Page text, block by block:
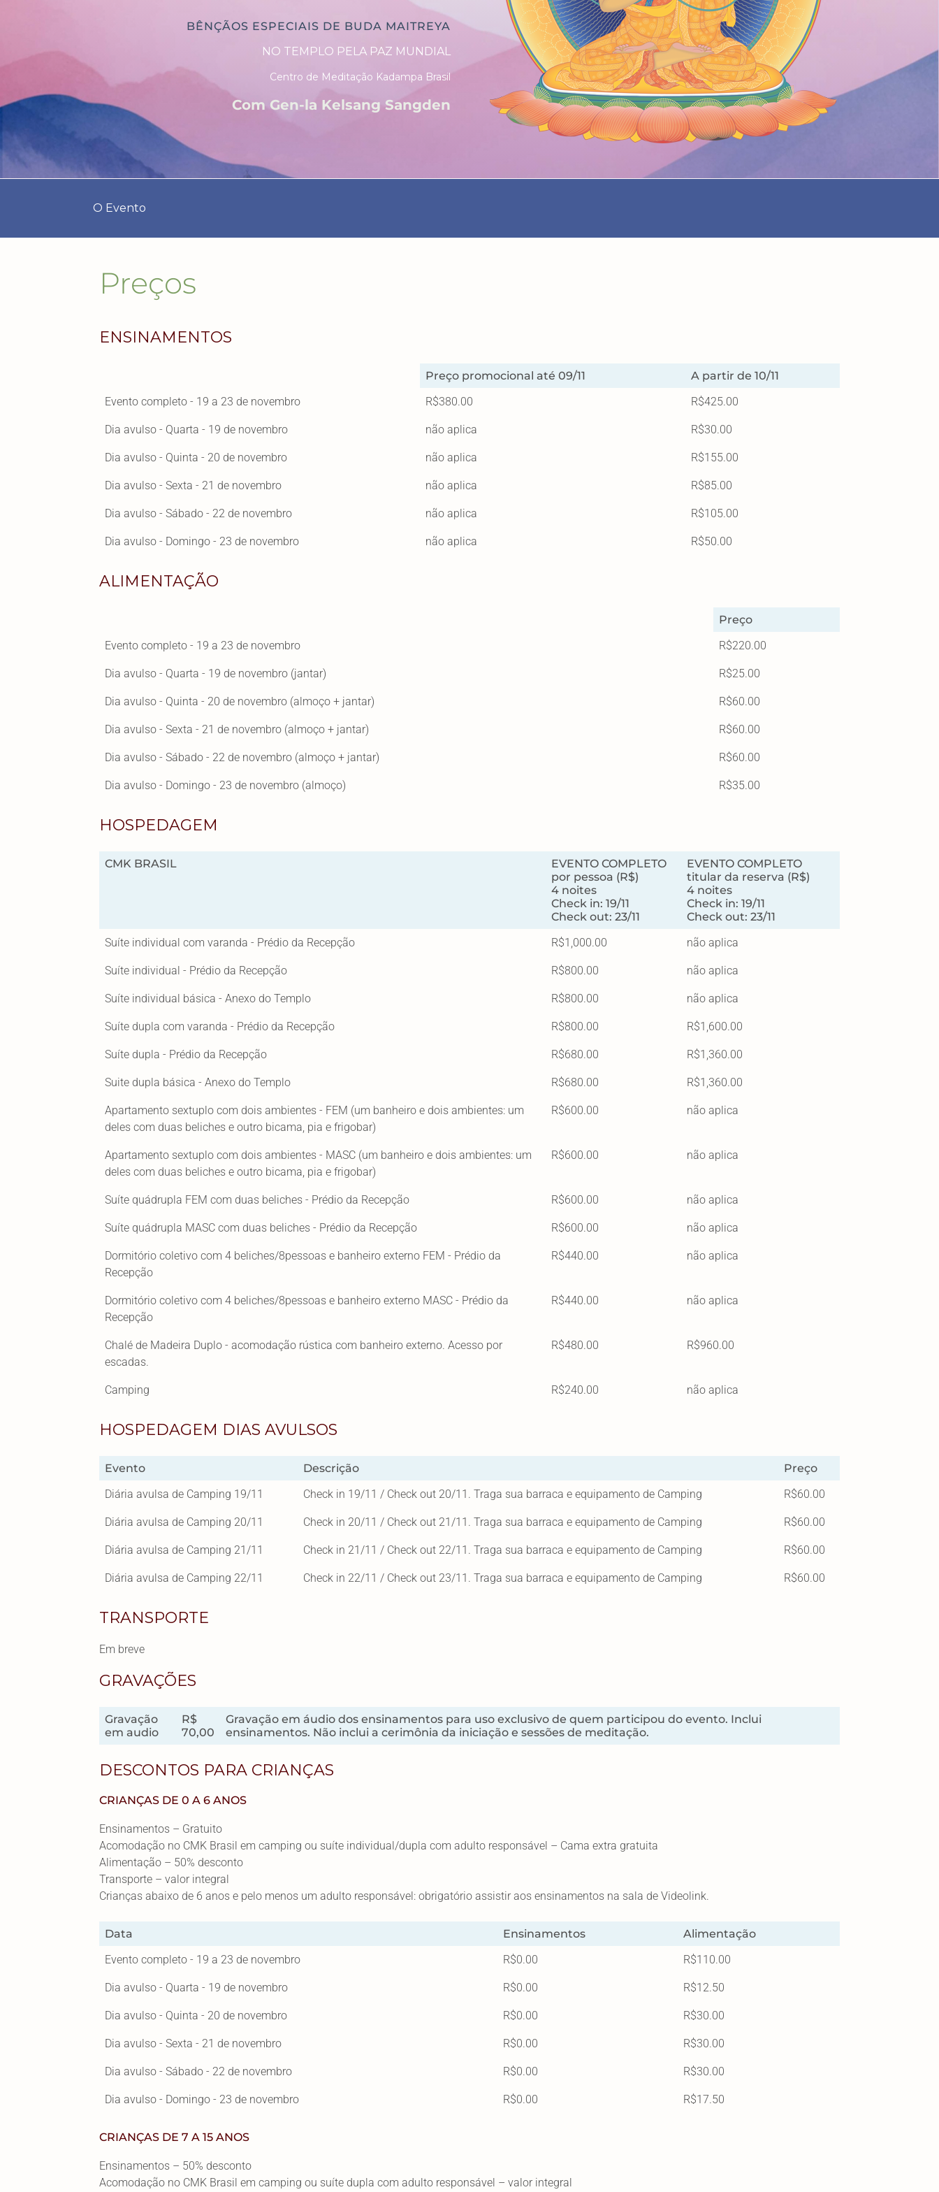
BÊNÇÃOS ESPECIAIS DE BUDA MAITREYA
NO TEMPLO PELA PAZ MUNDIAL
Centro de Meditação Kadampa Brasil
ComGen-la Kelsang Sangden
O Evento
Preços
ENSINAMENTOS
Preço promocional até 09/11
A partir de 10/11
Evento completo - 19 a 23 de novembro
R$380.00 R$425.00
Dia avulso - Quarta - 19 de novembro não aplica R$30.00
Dia avulso - Quinta - 20 de novembro não aplica R$155.00
Dia avulso - Sexta - 21 de novembro não aplica R$85.00
Dia avulso - Sábado - 22 de novembro não aplica R$105.00
Dia avulso - Domingo - 23 de novembro não aplica R$50.00
ALIMENTAÇÃO
Preço
Evento completo - 19 a 23 de novembro
R$220.00
Dia avulso - Quarta - 19 de novembro (jantar) R$25.00
Dia avulso - Quinta - 20 de novembro (almoço + jantar) R$60.00
Dia avulso - Sexta - 21 de novembro (almoço + jantar) R$60.00
Dia avulso - Sábado - 22 de novembro (almoço + jantar) R$60.00
Dia avulso - Domingo - 23 de novembro (almoço) R$35.00
HOSPEDAGEM
CMK BRASIL
EVENTO COMPLETO
por pessoa (R$)
4 noites
Check in: 19/11
Check out: 23/11
EVENTO COMPLETO
titular da reserva (R$)
4 noites
Check in: 19/11
Check out: 23/11
Suíte individual com varanda - Prédio da Recepção
R$1,000.00 não aplica
Suíte individual - Prédio da Recepção R$800.00 não aplica
Suíte individual básica - Anexo do Templo R$800.00 não aplica
Suíte dupla com varanda - Prédio da Recepção R$800.00 R$1,600.00
Suíte dupla - Prédio da Recepção R$680.00 R$1,360.00
Suite dupla básica - Anexo do Templo R$680.00 R$1,360.00
Apartamento sextuplo com dois ambientes - FEM (um banheiro e dois ambientes: um
deles com duas beliches e outro bicama, pia e frigobar)
R$600.00 não aplica
Apartamento sextuplo com dois ambientes - MASC (um banheiro e dois ambientes: um
deles com duas beliches e outro bicama, pia e frigobar)
R$600.00 não aplica
Suíte quádrupla FEM com duas beliches - Prédio da Recepção R$600.00 não aplica
Suíte quádrupla MASC com duas beliches - Prédio da Recepção R$600.00 não aplica
Dormitório coletivo com 4 beliches/8pessoas e banheiro externo FEM - Prédio da
Recepção
R$440.00 não aplica
Dormitório coletivo com 4 beliches/8pessoas e banheiro externo MASC - Prédio da
Recepção
R$440.00 não aplica
Chalé de Madeira Duplo - acomodação rústica com banheiro externo. Acesso por
escadas.
R$480.00 R$960.00
Camping R$240.00 não aplica
HOSPEDAGEM DIAS AVULSOS
Evento Descrição
Preço
Diária avulsa de Camping 19/11
Check in 19/11 / Check out 20/11. Traga sua barraca e equipamento de Camping R$60.00
Diária avulsa de Camping 20/11 Check in 20/11 / Check out 21/11. Traga sua barraca e equipamento de Camping R$60.00
Diária avulsa de Camping 21/11 Check in 21/11 / Check out 22/11. Traga sua barraca e equipamento de Camping R$60.00
Diária avulsa de Camping 22/11 Check in 22/11 / Check out 23/11. Traga sua barraca e equipamento de Camping R$60.00
TRANSPORTE
Em breve
GRAVAÇÕES
Gravação
em audio
R$
70,00
Gravação em áudio dos ensinamentos para uso exclusivo de quem participou do evento. Inclui
ensinamentos. Não inclui a cerimônia da iniciação e sessões de meditação.
DESCONTOS PARA CRIANÇAS
CRIANÇAS DE 0 A 6 ANOS
Ensinamentos – Gratuito
Acomodação no CMK Brasil em camping ou suíte individual/dupla com adulto responsável – Cama extra gratuita
Alimentação – 50% desconto
Transporte – valor integral
Crianças abaixo de 6 anos e pelo menos um adulto responsável: obrigatório assistir aos ensinamentos na sala de Videolink.
Data Ensinamentos
Alimentação
Evento completo - 19 a 23 de novembro
R$0.00 R$110.00
Dia avulso - Quarta - 19 de novembro R$0.00 R$12.50
Dia avulso - Quinta - 20 de novembro R$0.00 R$30.00
Dia avulso - Sexta - 21 de novembro R$0.00 R$30.00
Dia avulso - Sábado - 22 de novembro R$0.00 R$30.00
Dia avulso - Domingo - 23 de novembro R$0.00 R$17.50
CRIANÇAS DE 7 A 15 ANOS
Ensinamentos – 50% desconto
Acomodação no CMK Brasil em camping ou suíte dupla com adulto responsável – valor integral